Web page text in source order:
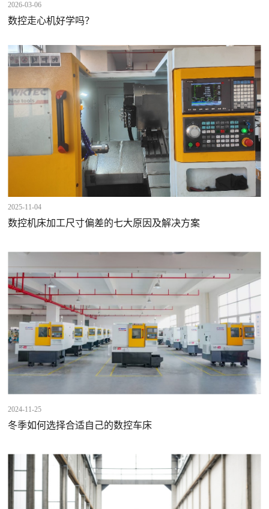
2026-03-06
数控走心机好学吗？
2025-11-04
数控机床加工尺寸偏差的七大原因及解决方案
2024-11-25
冬季如何选择合适自己的数控车床